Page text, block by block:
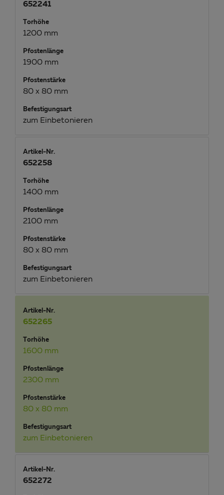
652241
Torhöhe
1200 mm
Pfostenlänge
1900 mm
Pfostenstärke
80 x 80 mm
Befestigungsart
zum Einbetonieren
Artikel-Nr.
652258
Torhöhe
1400 mm
Pfostenlänge
2100 mm
Pfostenstärke
80 x 80 mm
Befestigungsart
zum Einbetonieren
Artikel-Nr.
652265
Torhöhe
1600 mm
Pfostenlänge
2300 mm
Pfostenstärke
80 x 80 mm
Befestigungsart
zum Einbetonieren
Artikel-Nr.
652272